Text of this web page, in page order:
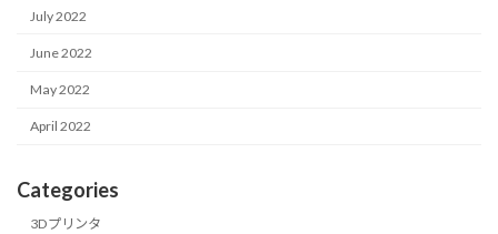
July 2022
June 2022
May 2022
April 2022
Categories
3Dプリンタ